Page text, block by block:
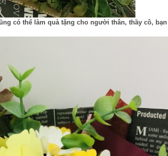
có thể làm quà tặng cho người thân, thầy cô,